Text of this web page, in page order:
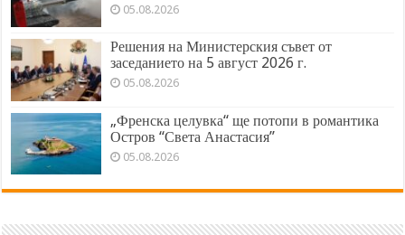
05.08.2026
Решения на Министерския съвет от
заседанието на 5 август 2026 г.
05.08.2026
„Френска целувка“ ще потопи в романтика
Остров “Света Анастасия”
05.08.2026